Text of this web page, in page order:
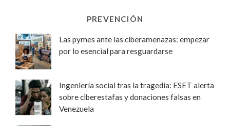
PREVENCIÓN
Las pymes ante las ciberamenazas: empezar
por lo esencial para resguardarse
Ingeniería social tras la tragedia: ESET alerta
sobre ciberestafas y donaciones falsas en
Venezuela